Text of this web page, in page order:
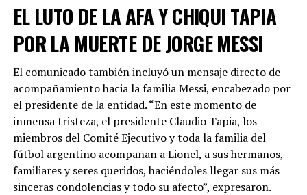
EL LUTO DE LA AFA Y CHIQUI TAPIA
POR LA MUERTE DE JORGE MESSI
El comunicado también incluyó un mensaje directo de
acompañamiento hacia la familia Messi, encabezado por
el presidente de la entidad. “En este momento de
inmensa tristeza, el presidente Claudio Tapia, los
miembros del Comité Ejecutivo y toda la familia del
fútbol argentino acompañan a Lionel, a sus hermanos,
familiares y seres queridos, haciéndoles llegar sus más
sinceras condolencias y todo su afecto”, expresaron.